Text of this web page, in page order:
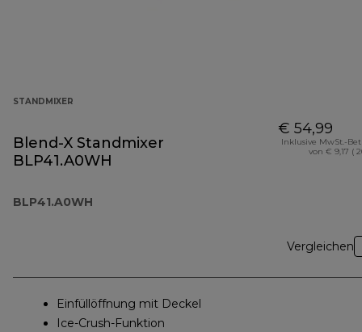
STANDMIXER
Blend-X Standmixer
BLP41.A0WH
BLP41.A0WH
€ 54,99
Inklusive MwSt.-
von € 9,17 (
Vergleichen
Einfüllöffnung mit Deckel
Ice-Crush-Funktion